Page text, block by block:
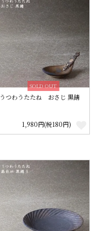
SOLD OUT
うつわうたたね おさじ 黒錆
1,980円(税180円)